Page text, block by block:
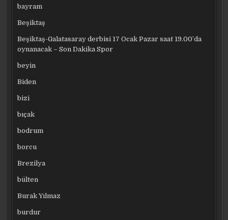
bayram
Beşiktaş
Beşiktaş-Galatasaray derbisi 17 Ocak Pazar saat 19.00’da
oynanacak – Son Dakika Spor
beyin
Biden
bizi
bıçak
bodrum
borcu
Brezilya
bülten
Burak Yılmaz
burdur